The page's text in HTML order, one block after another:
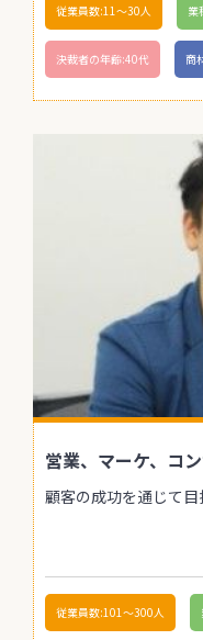
従業員数:11〜30人 業
決裁者の年齢:40代 商
営業、マーケ、コ
顧客の成功を通じて目
従業員数:101〜300人